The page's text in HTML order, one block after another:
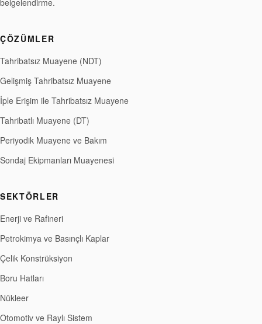
belgelendirme.
ÇÖZÜMLER
Tahribatsız Muayene (NDT)
Gelişmiş Tahribatsız Muayene
İple Erişim ile Tahribatsız Muayene
Tahribatlı Muayene (DT)
Periyodik Muayene ve Bakım
Sondaj Ekipmanları Muayenesi
SEKTÖRLER
Enerji ve Rafineri
Petrokimya ve Basınçlı Kaplar
Çelik Konstrüksiyon
Boru Hatları
Nükleer
Otomotiv ve Raylı Sistem